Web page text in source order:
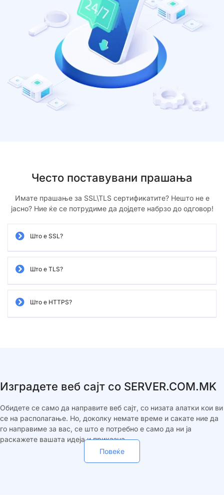
Често поставувани прашања
Имате прашање за SSL\TLS сертификатите? Нешто не е
јасно? Ние ќе се потрудиме да дојдете набрзо до одговор!
Што е SSL?
Што е TLS?
Што е HTTPS?
Изградете веб сајт со SERVER.COM.MK
Обидете се само да направите веб сајт, со низата алатки кои ви
се на располагање. Но, доколку немате време и сакате ние да
го направиме за вас, се што е потребно е само да ни ја
раскажете вашата идеја и приказна.
Повеќе